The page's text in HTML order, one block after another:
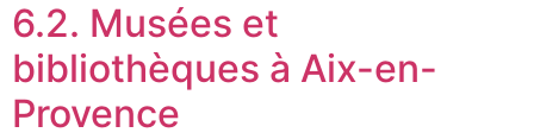
6.2. Musées et
bibliothèques à Aix-en-
Provence